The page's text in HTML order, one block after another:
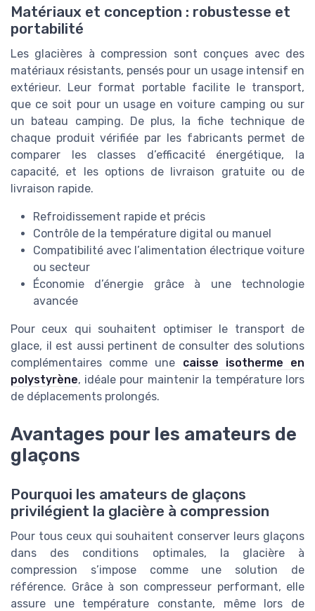
Matériaux et conception : robustesse et
portabilité
Les glacières à compression sont conçues avec des
matériaux résistants, pensés pour un usage intensif en
extérieur. Leur format portable facilite le transport,
que ce soit pour un usage en voiture camping ou sur
un bateau camping. De plus, la fiche technique de
chaque produit vérifiée par les fabricants permet de
comparer les classes d’efficacité énergétique, la
capacité, et les options de livraison gratuite ou de
livraison rapide.
Refroidissement rapide et précis
Contrôle de la température digital ou manuel
Compatibilité avec l’alimentation électrique voiture
ou secteur
Économie d’énergie grâce à une technologie
avancée
Pour ceux qui souhaitent optimiser le transport de
glace, il est aussi pertinent de consulter des solutions
complémentaires comme une caisse isotherme en
polystyrène, idéale pour maintenir la température lors
de déplacements prolongés.
Avantages pour les amateurs de
glaçons
Pourquoi les amateurs de glaçons
privilégient la glacière à compression
Pour tous ceux qui souhaitent conserver leurs glaçons
dans des conditions optimales, la glacière à
compression s’impose comme une solution de
référence. Grâce à son compresseur performant, elle
assure une température constante, même lors de